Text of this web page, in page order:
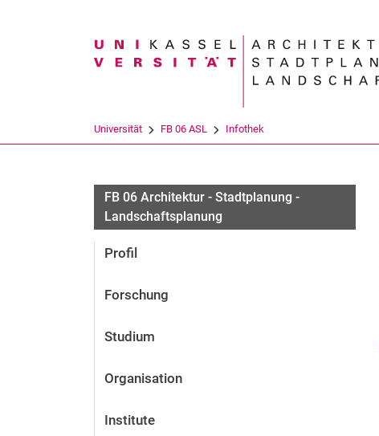
Suchbegriff
Universität FB 06 ASL Infothek
FB 06 Architektur - Stadtplanung -
Landschaftsplanung
Profil
Forschung
Studium
Organisation
Institute